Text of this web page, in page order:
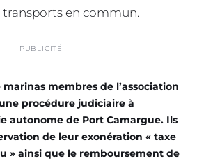
en commun.
PUBLICITÉ
membres de l’association
procédure judiciaire à
autonome de Port Camargue. Ils
de leur exonération « taxe
» ainsi que le remboursement de